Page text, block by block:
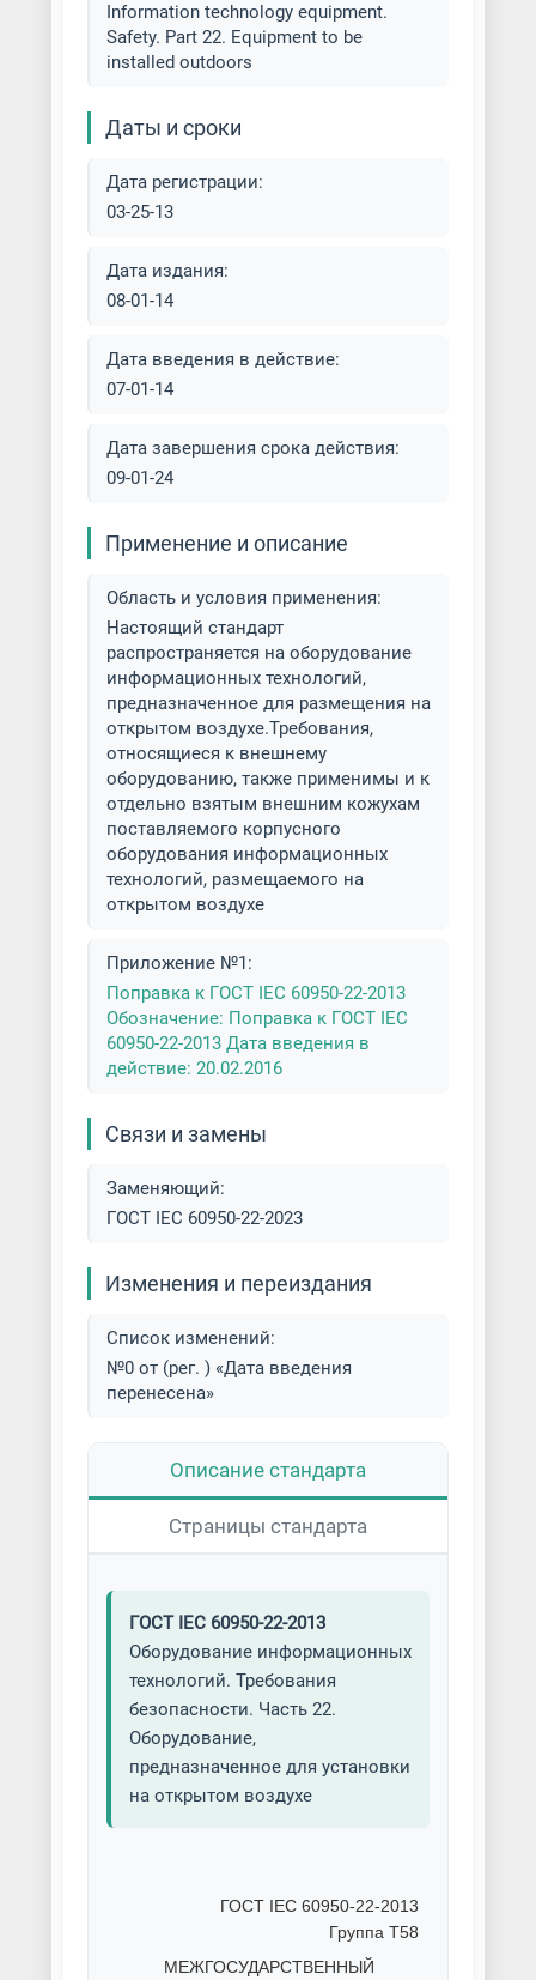
Information technology equipment.
Safety. Part 22. Equipment to be
installed outdoors
Даты и сроки
Дата регистрации:
03-25-13
Дата издания:
08-01-14
Дата введения в действие:
07-01-14
Дата завершения срока действия:
09-01-24
Применение и описание
Область и условия применения:
Настоящий стандарт
распространяется на оборудование
информационных технологий,
предназначенное для размещения на
открытом воздухе.Требования,
относящиеся к внешнему
оборудованию, также применимы и к
отдельно взятым внешним кожухам
поставляемого корпусного
оборудования информационных
технологий, размещаемого на
открытом воздухе
Приложение №1:
Поправка к ГОСТ IEC 60950-22-2013
Обозначение: Поправка к ГОСТ IEC
60950-22-2013 Дата введения в
действие: 20.02.2016
Связи и замены
Заменяющий:
ГОСТ IEC 60950-22-2023
Изменения и переиздания
Список изменений:
№0 от (рег. ) «Дата введения
перенесена»
Описание стандарта
Страницы стандарта
ГОСТ IEC 60950-22-2013
Оборудование информационных
технологий. Требования
безопасности. Часть 22.
Оборудование,
предназначенное для установки
на открытом воздухе